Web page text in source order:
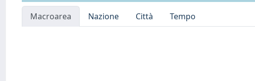
Macroarea Nazione Città
Tempo